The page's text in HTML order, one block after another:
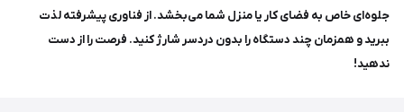
جلوه‌ای خاص به فضای کار یا منزل شما می‌بخشد. از فناوری پیشرفته لذت
ببرید و همزمان چند دستگاه را بدون دردسر شارژ کنید. فرصت را از دست
ندهید!